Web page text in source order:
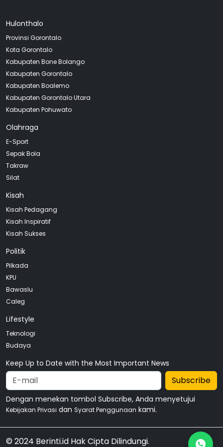
Hulonthalo
Provinsi Gorontalo
Kota Gorontalo
Kabupaten Bone Bolango
Kabupaten Gorontalo
Kabupaten Boalemo
Kabupaten Gorontalo Utara
Kabupaten Pohuwato
Olahraga
E-Sport
Sepak Bola
Takraw
Silat
Kisah
Kisah Pedagang
Kisah Inspiratif
Kisah Sukses
Politik
Pilkada
KPU
Bawaslu
Caleg
Lifestyle
Teknologi
Budaya
Keep Up to Date with the Most Important News
Subscribe
Dengan menekan tombol Subscribe, Anda menyetujui
Kebijakan Privasi dan Syarat Penggunaan kami.
© 2024 Berinti.id Hak Cipta Dilindungi.